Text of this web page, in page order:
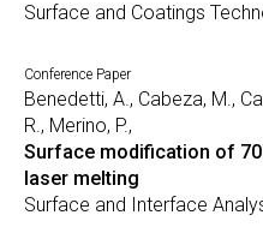
Surface and Coatings
Conference Paper
Benedetti, A., Cabeza, M.,
R., Merino, P.,
Surface modification of
laser melting
Surface and Interface